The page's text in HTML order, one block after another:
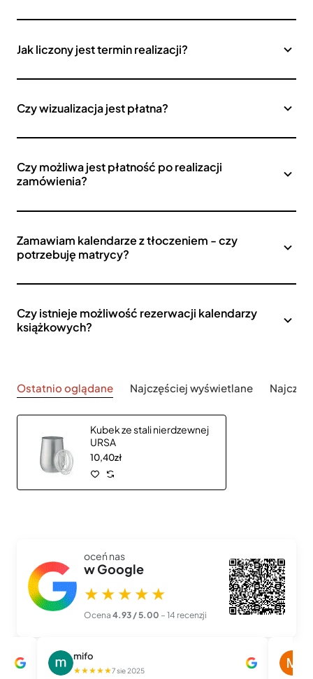
Jak liczony jest termin realizacji?
Czy wizualizacja jest płatna?
Czy możliwa jest płatność po realizacji
zamówienia?
Zamawiam kalendarze z tłoczeniem - czy
potrzebuję matrycy?
Czy istnieje możliwość rezerwacji kalendarzy
książkowych?
Ostatnio oglądane Najczęściej wyświetlane
Kubek ze stali nierdzewnej
URSA
10,40zł
oceń nas
w Google
★★★★★
Ocena 4.93 / 5.00 – 14 recenzji
mifo
★★★★★7 sie 2025